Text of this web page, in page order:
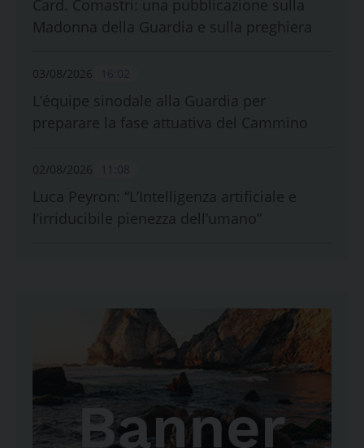
Card. Comastri: una pubblicazione sulla
Madonna della Guardia e sulla preghiera
03/08/2026
L’équipe sinodale alla Guardia per
preparare la fase attuativa del Cammino
02/08/2026
Luca Peyron: “L’Intelligenza artificiale e
l’irriducibile pienezza dell’umano”